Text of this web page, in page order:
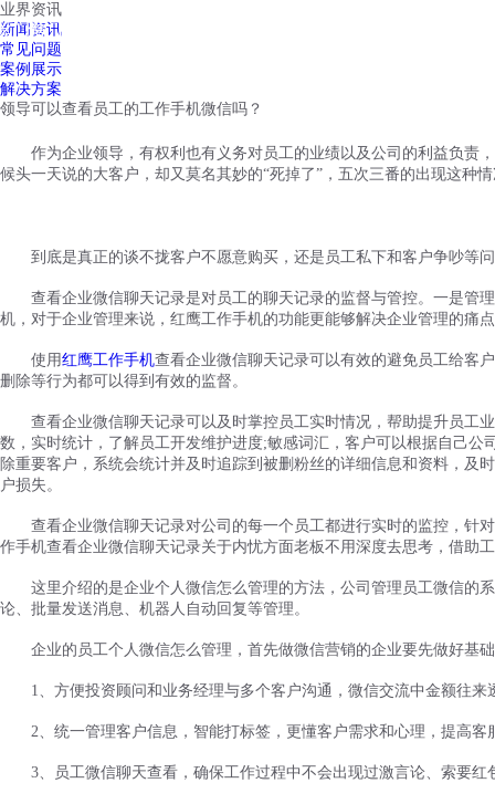
红鹰工作手机
业界资讯
新闻资讯
常见问题
案例展示
解决方案
领导可以查看员工的工作手机微信吗？
作为企业领导，有权利也有义务对员工的业绩以及公司的利益负责
候头一天说的大客户，却又莫名其妙的“死掉了”，五次三番的出现这种
到底是真正的谈不拢客户不愿意购买，还是员工私下和客户争吵等
查看企业微信聊天记录是对员工的聊天记录的监督与管控。一是管
机，对于企业管理来说，红鹰工作手机的功能更能够解决企业管理的痛
使用红鹰工作手机查看企业微信聊天记录可以有效的避免员工给客
删除等行为都可以得到有效的监督。
查看企业微信聊天记录可以及时掌控员工实时情况，帮助提升员工
数，实时统计，了解员工开发维护进度;敏感词汇，客户可以根据自己
除重要客户，系统会统计并及时追踪到被删粉丝的详细信息和资料，
户损失。
查看企业微信聊天记录对公司的每一个员工都进行实时的监控，针对
作手机查看企业微信聊天记录关于内忧方面老板不用深度去思考，借助
这里介绍的是企业个人微信怎么管理的方法，公司管理员工微信的系
论、批量发送消息、机器人自动回复等管理。
企业的员工个人微信怎么管理，首先做微信营销的企业要先做好基
1、方便投资顾问和业务经理与多个客户沟通，微信交流中金额往
2、统一管理客户信息，智能打标签，更懂客户需求和心理，提高客
3、员工微信聊天查看，确保工作过程中不会出现过激言论、索要红